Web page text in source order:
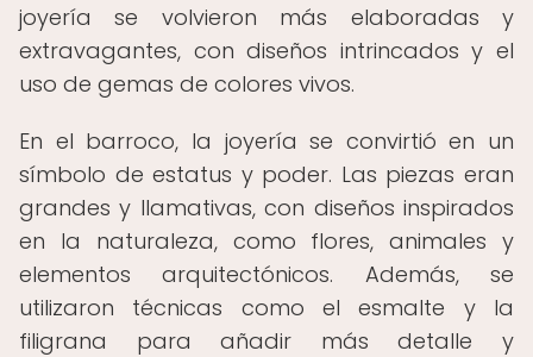
joyería se volvieron más elaboradas y
extravagantes, con diseños intrincados y el
uso de gemas de colores vivos.
En el barroco, la joyería se convirtió en un
símbolo de estatus y poder. Las piezas eran
grandes y llamativas, con diseños inspirados
en la naturaleza, como flores, animales y
elementos arquitectónicos. Además, se
utilizaron técnicas como el esmalte y la
filigrana para añadir más detalle y